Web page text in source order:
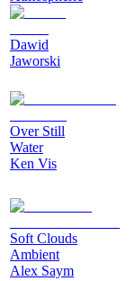
Dawid
Jaworski
Over Still
Water
Ken Vis
Soft Clouds
Ambient
Alex Saym